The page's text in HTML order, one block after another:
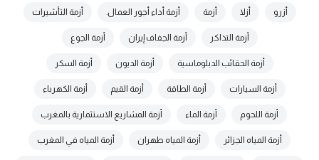
أزرو أزلا أزمة أزمة أداء أجور العمال. أزمة التأشيرات
أزمة التذاكر أزمة الجفاف إيران أزمة الجوع
أزمة الحقائب الدبلوماسية أزمة الديون أزمة السكر
أزمة السيارات أزمة الطاقة أزمة القيم أزمة الكهرباء
أزمة اللحوم أزمة الماء أزمة المشاريع الاستثمارية بالمغرب
أزمة المياه الجزائر أزمة المياه طهران أزمة المياه في المغرب